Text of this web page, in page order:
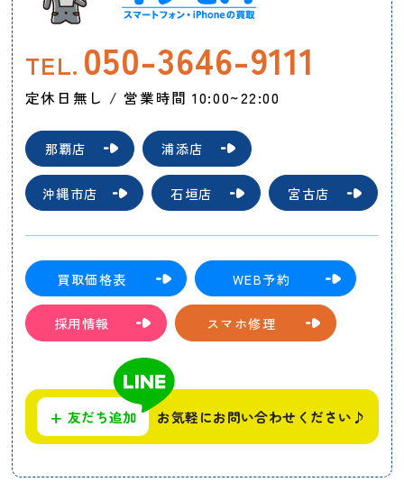
TEL. 050-3646-9111
定休日無し / 営業時間 10:00~22:00
那覇店 浦添店
沖縄市店 石垣店 宮古店
買取価格表 WEB予約
採用情報 スマホ修理
+ 友だち追加 お気軽にお問い合わせください♪